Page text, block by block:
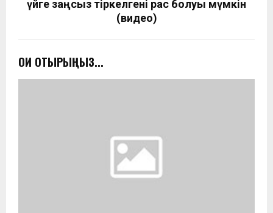
үйге заңсыз тіркелгені рас болуы мүмкін
(видео)
ОҚИ ОТЫРЫҢЫЗ...